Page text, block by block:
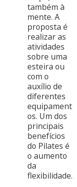
também à
mente. A
proposta é
realizar as
atividades
sobre uma
esteira ou
com o
auxílio de
diferentes
equipament
os. Um dos
principais
benefícios
do Pilates é
o aumento
da
flexibilidade.